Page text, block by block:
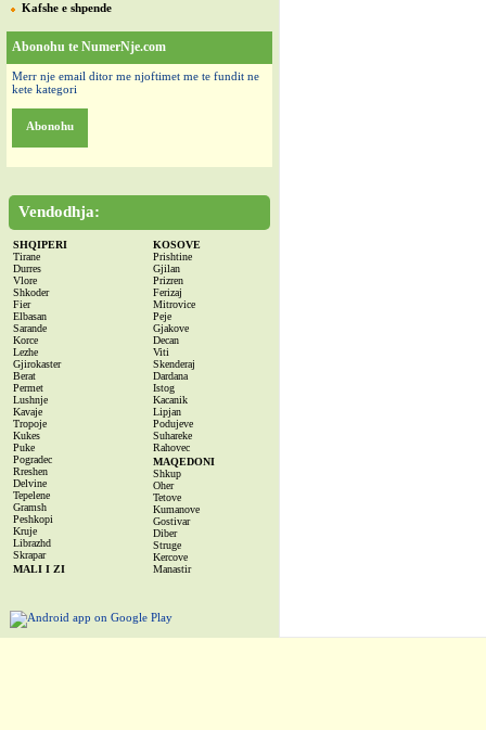
Kafshe e shpende
Abonohu te NumerNje.com
Merr nje email ditor me njoftimet me te fundit ne
kete kategori
Abonohu
Vendodhja:
SHQIPERI
Tirane
Durres
Vlore
Shkoder
Fier
Elbasan
Sarande
Korce
Lezhe
Gjirokaster
Berat
Permet
Lushnje
Kavaje
Tropoje
Kukes
Puke
Pogradec
Rreshen
Delvine
Tepelene
Gramsh
Peshkopi
Kruje
Librazhd
Skrapar
MALI I ZI
KOSOVE
Prishtine
Gjilan
Prizren
Ferizaj
Mitrovice
Peje
Gjakove
Decan
Viti
Skenderaj
Dardana
Istog
Kacanik
Lipjan
Podujeve
Suhareke
Rahovec
MAQEDONI
Shkup
Oher
Tetove
Kumanove
Gostivar
Diber
Struge
Kercove
Manastir